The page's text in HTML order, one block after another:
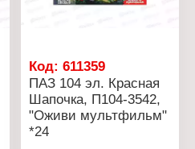
Код:611359
ПАЗ 104 эл. Красная
Шапочка, П104-3542,
"Оживи мультфильм"
*24